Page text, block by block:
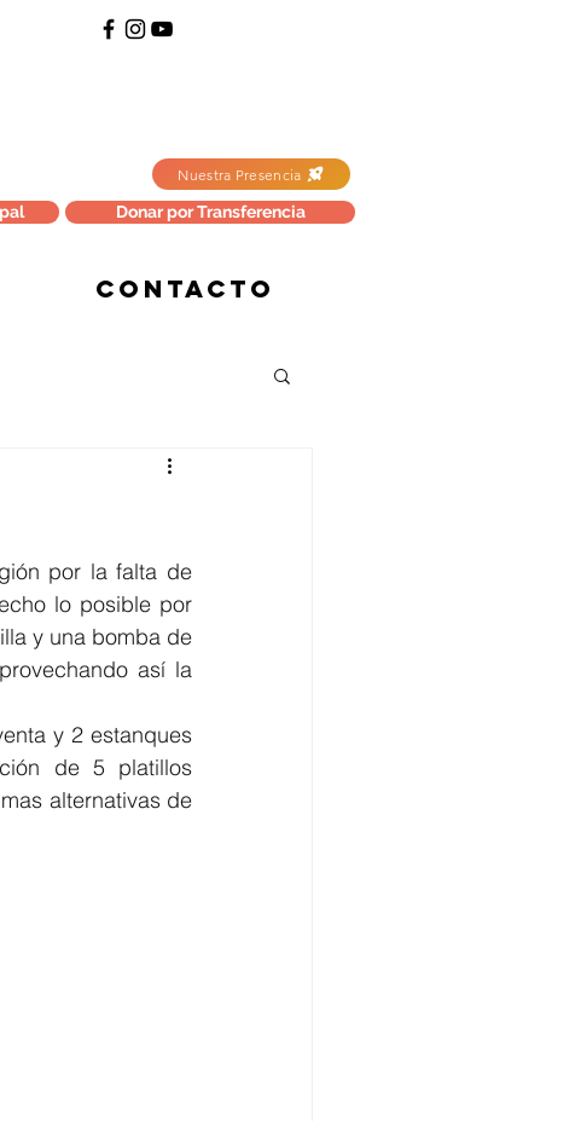
Nuestra Presencia
Donar por Transferencia
CONTACTO
por la falta de
lo posible por
y una bomba de
así la
y 2 estanques
de 5 platillos
alternativas de